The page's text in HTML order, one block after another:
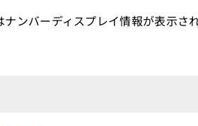
ンバーディスプレイ情報が表示さ